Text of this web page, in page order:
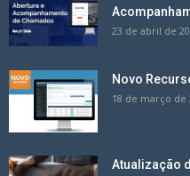
23 de abril de
Novo
18 de março de
Atualização